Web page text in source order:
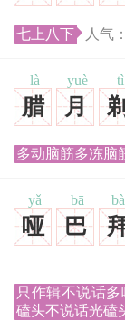
七上八下 人气：
腊
là
月
yuè tì
多动脑筋多冻脑
哑
yǎ
巴
bā
只作辑不说话
磕头不说话光磕